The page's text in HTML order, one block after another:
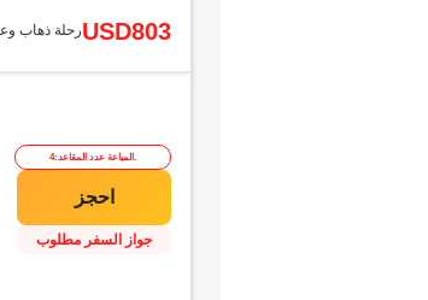
رحلة ذهابUSD803
المباعة عدد المقاعد:4.
جواز السفر مطلوب